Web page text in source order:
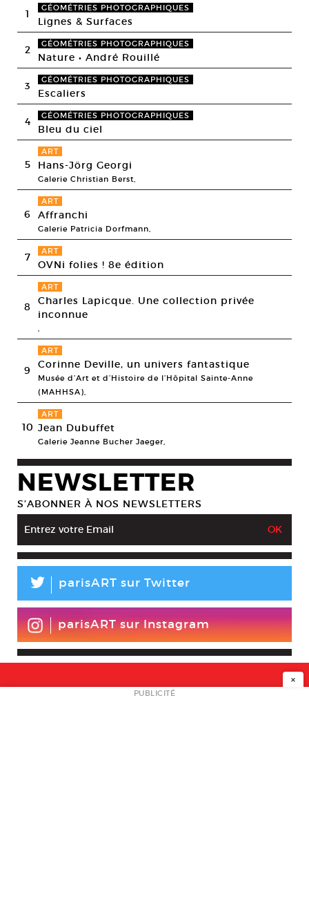
1 GÉOMÉTRIES PHOTOGRAPHIQUES
Lignes & Surfaces
2 GÉOMÉTRIES PHOTOGRAPHIQUES
Nature • André Rouillé
3 GÉOMÉTRIES PHOTOGRAPHIQUES
Escaliers
4 GÉOMÉTRIES PHOTOGRAPHIQUES
Bleu du ciel
5
ART
Hans-Jörg Georgi
Galerie Christian Berst,
6
ART
Affranchi
Galerie Patricia Dorfmann,
7 ART
OVNi folies ! 8e édition
8
ART
Charles Lapicque. Une collection privée
inconnue
,
9
ART
Corinne Deville, un univers fantastique
Musée d’Art et d’Histoire de l’Hôpital Sainte-Anne
(MAHHSA),
10
ART
Jean Dubuffet
Galerie Jeanne Bucher Jaeger,
NEWSLETTER
S’ABONNER À NOS NEWSLETTERS
L parisART sur Twitter
parisART sur Instagram
NEWSLETTER
×
PUBLICITÉ